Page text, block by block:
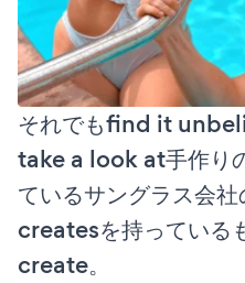
それでもfind it
take a look at手作り
ているサングラス会
createsを持ってい
create。